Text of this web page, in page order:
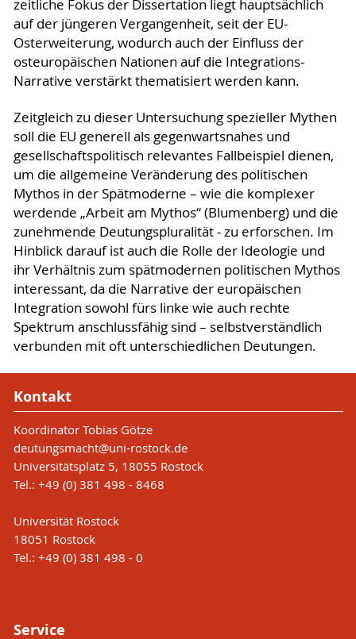
zeitliche Fokus der Dissertation liegt hauptsächlich
auf der jüngeren Vergangenheit, seit der EU-
Osterweiterung, wodurch auch der Einfluss der
osteuropäischen Nationen auf die Integrations-
Narrative verstärkt thematisiert werden kann.
Zeitgleich zu dieser Untersuchung spezieller Mythen
soll die EU generell als gegenwartsnahes und
gesellschaftspolitisch relevantes Fallbeispiel dienen,
um die allgemeine Veränderung des politischen
Mythos in der Spätmoderne – wie die komplexer
werdende „Arbeit am Mythos“ (Blumenberg) und die
zunehmende Deutungspluralität - zu erforschen. Im
Hinblick darauf ist auch die Rolle der Ideologie und
ihr Verhältnis zum spätmodernen politischen Mythos
interessant, da die Narrative der europäischen
Integration sowohl fürs linke wie auch rechte
Spektrum anschlussfähig sind – selbstverständlich
verbunden mit oft unterschiedlichen Deutungen.
Kontakt
Koordinator Tobias Götze
deutungsmacht@uni-rostock.de
Universitätsplatz 5, 18055 Rostock
Tel.: +49 (0) 381 498 - 8468
Universität Rostock
18051 Rostock
Tel.: +49 (0) 381 498 - 0
Service